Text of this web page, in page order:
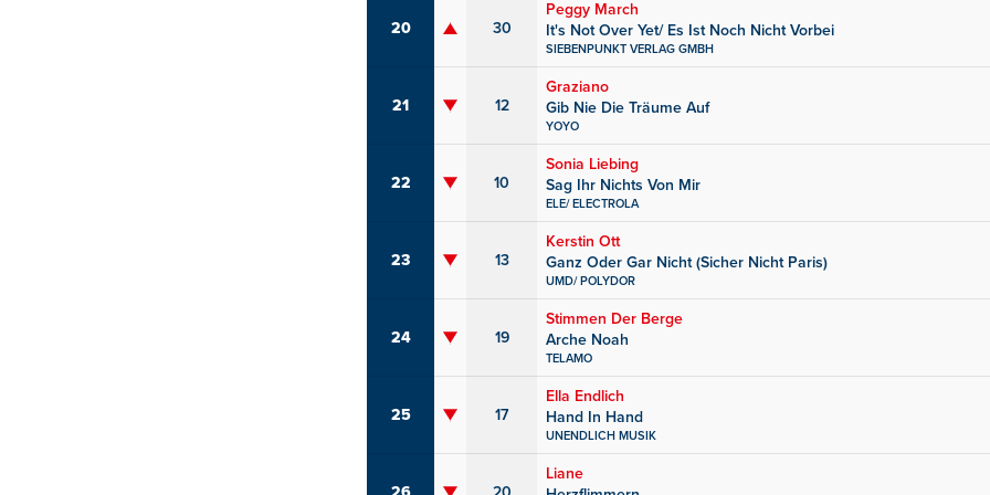
20 30
Peggy March
It's Not Over Yet/ Es Ist Noch Nicht Vorbei
SIEBENPUNKT VERLAG GMBH
21 12
Graziano
Gib Nie Die Träume Auf
YOYO
22 10
Sonia Liebing
Sag Ihr Nichts Von Mir
ELE/ ELECTROLA
23 13
Kerstin Ott
Ganz Oder Gar Nicht (Sicher Nicht Paris)
UMD/ POLYDOR
24 19
Stimmen Der Berge
Arche Noah
TELAMO
25 17
Ella Endlich
Hand In Hand
UNENDLICH MUSIK
Liane